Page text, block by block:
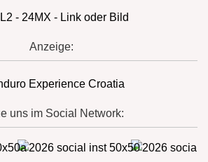
Anzeige:
uns im Social Network: